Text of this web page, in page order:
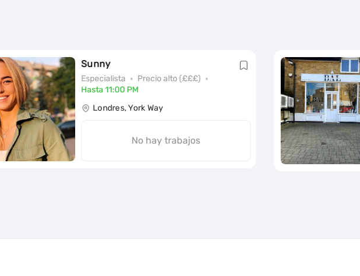
Sunny
Especialista
Precio alto (£££)
Hasta 11:00 PM
Londres, York Way
No hay trabajos